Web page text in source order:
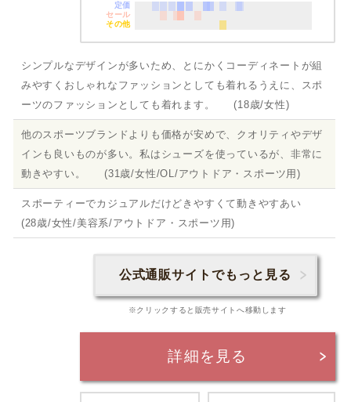
定価
セール
その他
シンプルなデザインが多いため、とにかくコーディネートが組
みやすくおしゃれなファッションとしても着れるうえに、スポ
ーツのファッションとしても着れます。 (18歳/女性)
他のスポーツブランドよりも価格が安めで、クオリティやデザ
インも良いものが多い。私はシューズを使っているが、非常に
動きやすい。 (31歳/女性/OL/アウトドア・スポーツ用)
スポーティーでカジュアルだけどきやすくて動きやすあい
(28歳/女性/美容系/アウトドア・スポーツ用)
公式通販サイトでもっと見る
※クリックすると販売サイトへ移動します
詳細を見る